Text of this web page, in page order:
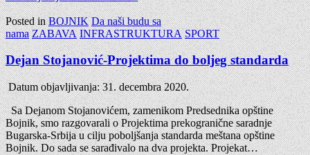
Posted inBOJNIK Da naši budu sa
nama ZABAVA INFRASTRUKTURA SPORT
Dejan Stojanović-Projektima do boljeg standarda
Datum objavljivanja:31. decembra 2020.
Sa Dejanom Stojanovićem, zamenikom Predsednika opštine
Bojnik, smo razgovarali o Projektima prekogranične saradnje
Bugarska-Srbija u cilju poboljšanja standarda meštana opštine
Bojnik. Do sada se sarađivalo na dva projekta. Projekat…